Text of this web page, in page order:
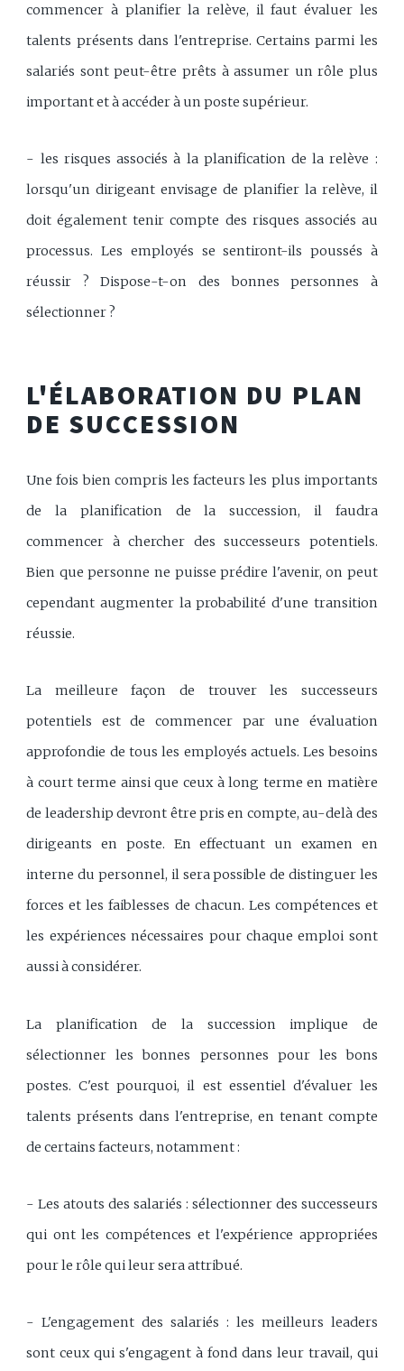
commencer à planifier la relève, il faut évaluer les
talents présents dans l'entreprise. Certains parmi les
salariés sont peut-être prêts à assumer un rôle plus
important et à accéder à un poste supérieur.
- les risques associés à la planification de la relève :
lorsqu'un dirigeant envisage de planifier la relève, il
doit également tenir compte des risques associés au
processus. Les employés se sentiront-ils poussés à
réussir ? Dispose-t-on des bonnes personnes à
sélectionner ?
L'ÉLABORATION DU PLAN
DE SUCCESSION
Une fois bien compris les facteurs les plus importants
de la planification de la succession, il faudra
commencer à chercher des successeurs potentiels.
Bien que personne ne puisse prédire l'avenir, on peut
cependant augmenter la probabilité d'une transition
réussie.
La meilleure façon de trouver les successeurs
potentiels est de commencer par une évaluation
approfondie de tous les employés actuels. Les besoins
à court terme ainsi que ceux à long terme en matière
de leadership devront être pris en compte, au-delà des
dirigeants en poste. En effectuant un examen en
interne du personnel, il sera possible de distinguer les
forces et les faiblesses de chacun. Les compétences et
les expériences nécessaires pour chaque emploi sont
aussi à considérer.
La planification de la succession implique de
sélectionner les bonnes personnes pour les bons
postes. C'est pourquoi, il est essentiel d'évaluer les
talents présents dans l'entreprise, en tenant compte
de certains facteurs, notamment :
- Les atouts des salariés : sélectionner des successeurs
qui ont les compétences et l'expérience appropriées
pour le rôle qui leur sera attribué.
- L'engagement des salariés : les meilleurs leaders
sont ceux qui s'engagent à fond dans leur travail, qui